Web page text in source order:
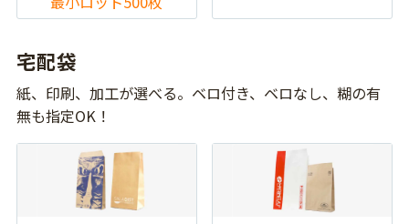
宅配袋
紙、印刷、加工が選べる。ベロ付き、ベロなし、糊の有
無も指定OK！